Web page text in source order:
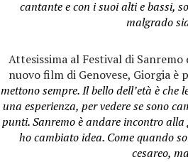
cantante e con i suoi alti e bassi,
malgrado
Attesissima al Festival di
nuovo film di Genovese, Giorgia è
mettono sempre. Il bello dell’età è che
una esperienza, per vedere se sono
punti. Sanremo è andare incontro alla
ho cambiato idea. Come quando
cesareo,